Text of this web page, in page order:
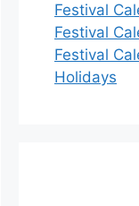
Festival
Festival
Festival
Holidays